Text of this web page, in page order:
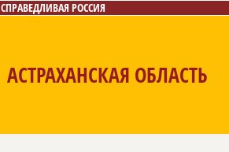
СПРАВЕДЛИВАЯ РОССИЯ
АСТРАХАНСКАЯ ОБЛАСТЬ